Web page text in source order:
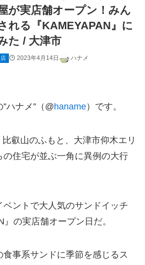
が実店舗オープン！みん
れる『KAMEYAPAN』に
た / 大津市
2023年4月14日 ハナメ
ハナメ”（@haname）です。
叡山のふもと、大津市仰木エリ
の住宅が並ぶ一角に異例の大行
ベントで大人気のサンドイッチ
』の実店舗オープン日だ。
食事系サンドに季節を感じるス